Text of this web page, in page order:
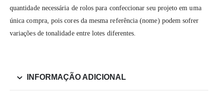
quantidade necessária de rolos para confeccionar seu projeto em uma
única compra, pois cores da mesma referência (nome) podem sofrer
variações de tonalidade entre lotes diferentes.
INFORMAÇÃO ADICIONAL